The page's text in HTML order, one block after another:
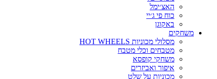
האצ׳ימל
כוח פי ג׳יי
באקוגן
משחקים
מסלולי מכוניות HOT WHEELS
מטבחים וכלי מטבח
משחקי קופסא
איפור ואביזרים
מכוניות על שלט